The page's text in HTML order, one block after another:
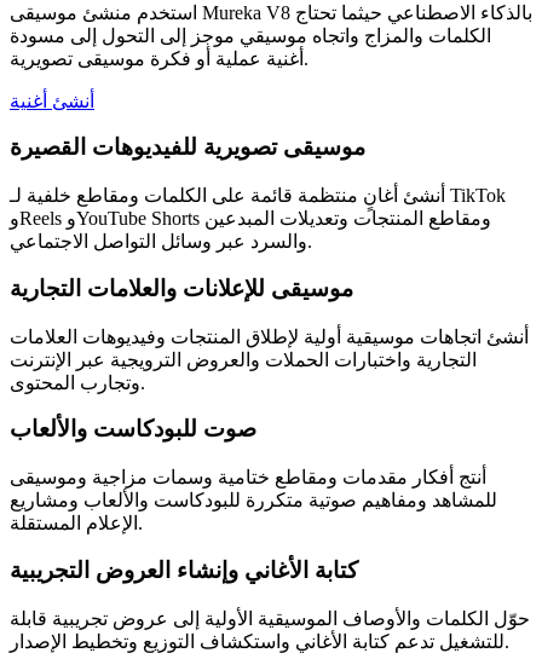
استخدم منشئ موسيقى Mureka V8 بالذكاء الاصطناعي حيثما تحتاج
الكلمات والمزاج واتجاه موسيقي موجز إلى التحول إلى مسودة
أغنية عملية أو فكرة موسيقى تصويرية.
أنشئ أغنية
موسيقى تصويرية للفيديوهات القصيرة
أنشئ أغانٍ منتظمة قائمة على الكلمات ومقاطع خلفية لـ TikTok
وReels وYouTube Shorts ومقاطع المنتجات وتعديلات المبدعين
والسرد عبر وسائل التواصل الاجتماعي.
موسيقى للإعلانات والعلامات التجارية
أنشئ اتجاهات موسيقية أولية لإطلاق المنتجات وفيديوهات العلامات
التجارية واختبارات الحملات والعروض الترويجية عبر الإنترنت
وتجارب المحتوى.
صوت للبودكاست والألعاب
أنتج أفكار مقدمات ومقاطع ختامية وسمات مزاجية وموسيقى
للمشاهد ومفاهيم صوتية متكررة للبودكاست والألعاب ومشاريع
الإعلام المستقلة.
كتابة الأغاني وإنشاء العروض التجريبية
حوّل الكلمات والأوصاف الموسيقية الأولية إلى عروض تجريبية قابلة
للتشغيل تدعم كتابة الأغاني واستكشاف التوزيع وتخطيط الإصدار.